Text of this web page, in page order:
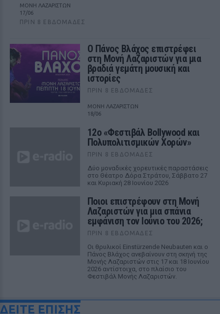
ΜΟΝΗ ΛΑΖΑΡΙΣΤΩΝ
17/06
ΠΡΙΝ 8 ΕΒΔΟΜΆΔΕΣ
Ο Πάνος Βλάχος επιστρέφει
στη Μονή Λαζαριστών για μια
βραδιά γεμάτη μουσική και
ιστορίες
ΠΡΙΝ 8 ΕΒΔΟΜΆΔΕΣ
ΜΟΝΗ ΛΑΖΑΡΙΣΤΩΝ
18/06
12ο «Φεστιβάλ Bollywood και
Πολυπολιτισμικών Χορών»
ΠΡΙΝ 8 ΕΒΔΟΜΆΔΕΣ
Δύο μοναδικές χορευτικές παραστάσεις
στο Θέατρο Δόρα Στράτου, Σάββατο 27
και Κυριακή 28 Ιουνίου 2026
Ποιοι επιστρέφουν στη Μονή
Λαζαριστών για μια σπάνια
εμφάνιση τον Ιούνιο του 2026;
ΠΡΙΝ 8 ΕΒΔΟΜΆΔΕΣ
Οι θρυλικοί Einstürzende Neubauten και ο
Πάνος Βλάχος ανεβαίνουν στη σκηνή της
Μονής Λαζαριστών στις 17 και 18 Ιουνίου
2026 αντίστοιχα, στο πλαίσιο του
Φεστιβάλ Μονής Λαζαριστών.
ΔΕΙΤΕ ΕΠΙΣΗΣ